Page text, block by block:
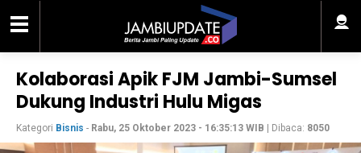
Kolaborasi Apik FJM Jambi-Sumsel
Dukung Industri Hulu Migas
Kategori Bisnis - Rabu, 25 Oktober 2023 - 16:35:13 WIB | Dibaca: 8050